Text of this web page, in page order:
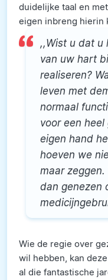
duidelijke taal en
eigen inbreng hierin
,,Wist u dat u
van uw hart
realiseren?
leven met
normaal
voor een
eigen hand
hoeven we
maar
dan genezen
Wie de regie over
wil hebben, kan
al die fantastische